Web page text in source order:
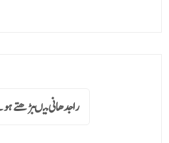
راجدھانی میںبڑھتے